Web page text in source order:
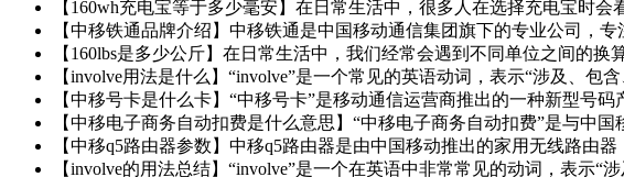
【160wh充电宝等于多少毫安】在日常生活中，很多人在选择充电宝时
【中移铁通品牌介绍】中移铁通是中国移动通信集团旗下的专业公司，
【160lbs是多少公斤】在日常生活中，我们经常会遇到不同单位之间的
【involve用法是什么】“involve”是一个常见的英语动词，表示“涉及、包
【中移号卡是什么卡】“中移号卡”是移动通信运营商推出的一种新型号
【中移电子商务自动扣费是什么意思】“中移电子商务自动扣费”是与中国
【中移q5路由器参数】中移q5路由器是由中国移动推出的家用无线路由
【involve的用法总结】“involve”是一个在英语中非常常见的动词，表示“